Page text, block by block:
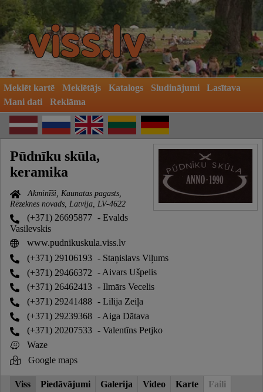
Meklēt kartē Meklētājs Katalogs Sludinājumi
Lasītava
Mani dati
Reklāma
Pūdnīku skūla,
keramika
Akminīši, Kaunatas pagasts,
Rēzeknes novads, Latvija, LV-4622
(+371) 26695877 - Evalds
Vasilevskis
www.pudnikuskula.viss.lv
(+371) 29106193 - Staņislavs Viļums
(+371) 29466372 - Aivars Ušpelis
(+371) 26462413 - Ilmārs Vecelis
(+371) 29241488 - Lilija Zeiļa
(+371) 29239368 - Aiga Dātava
(+371) 20207533 - Valentīns Petjko
Waze
Google maps
Viss Piedāvājumi Galerija Video Karte
Faili